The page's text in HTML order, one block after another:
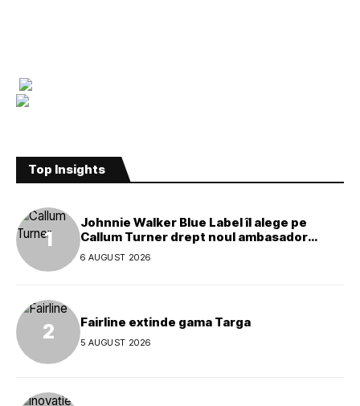
Top Insights
Johnnie Walker Blue Label îl alege pe
Callum Turner drept noul ambasador
global al mărcii
6 AUGUST 2026
Fairline extinde gama Targa
5 AUGUST 2026